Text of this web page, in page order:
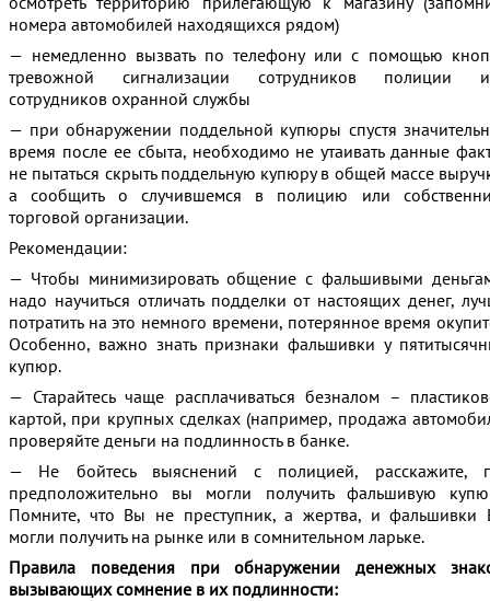
номера автомобилей находящихся рядом)
— немедленно вызвать по телефону или с помощью
тревожной сигнализации сотрудников полиции
сотрудников охранной службы
— при обнаружении поддельной купюры спустя
время после ее сбыта, необходимо не утаивать данные
не пытаться скрыть поддельную купюру в общей массе
а сообщить о случившемся в полицию или
торговой организации.
Рекомендации:
— Чтобы минимизировать общение с фальшивыми
надо научиться отличать подделки от настоящих денег,
потратить на это немного времени, потерянное время
Особенно, важно знать признаки фальшивки у
купюр.
— Старайтесь чаще расплачиваться безналом –
картой, при крупных сделках (например, продажа
проверяйте деньги на подлинность в банке.
— Не бойтесь выяснений с полицией, расскажите,
предположительно вы могли получить фальшивую
Помните, что Вы не преступник, а жертва, и фальшивки
могли получить на рынке или в сомнительном ларьке.
Правила поведения при обнаружении денежных
вызывающих сомнение в их подлинности: